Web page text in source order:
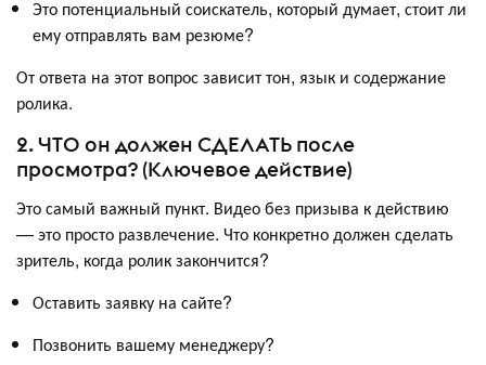
Это потенциальный соискатель, который думает, стоит ли
ему отправлять вам резюме?
От ответа на этот вопрос зависит тон, язык и содержание
ролика.
2. ЧТО он должен СДЕЛАТЬ после
просмотра? (Ключевое действие)
Это самый важный пункт. Видео без призыва к действию
— это просто развлечение. Что конкретно должен сделать
зритель, когда ролик закончится?
Оставить заявку на сайте?
Позвонить вашему менеджеру?